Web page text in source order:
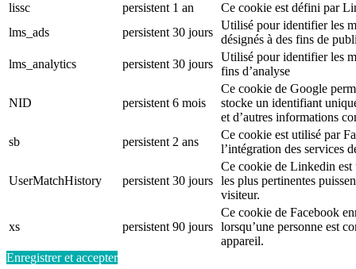
lissc
persistent 1 an
Ce cookie est défini par
lms_ads
persistent 30 jours
Utilisé pour identifier les
désignés à des fins de
lms_analytics
persistent 30 jours
Utilisé pour identifier les
fins d’analyse
NID persistent 6 mois
Ce cookie de Google
stocke un identifiant
et d’autres informations
sb
persistent 2 ans
Ce cookie est utilisé par
l’intégration des services
UserMatchHistory persistent 30 jours
Ce cookie de Linkedin
les plus pertinentes
visiteur.
xs persistent 90 jours
Ce cookie de Facebook
lorsqu’une personne est
appareil.
Enregistrer et accepter